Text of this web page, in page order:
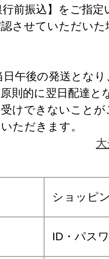
前振込】をご指定
させていただいた
午後の発送となり
則的に翌日配達と
けできないこと
ただきます。
ショッピ
ID・パス